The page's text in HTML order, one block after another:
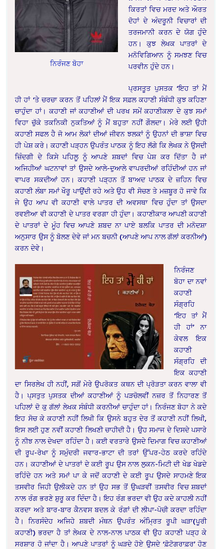
ਨਿਰੰਜਣ ਬੋਹਾ
ਕਿਰਤਾਂ ਵਿਚ ਮਰਦ ਅਤੇ ਔਰਤ
ਦੋਹਾਂ ਦੇ ਅੰਦਰੂਨੀ ਵਿਚਾਰਾਂ ਦੀ
ਤਰਜਮਾਨੀ ਕਰਨ ਦੇ ਯੋਗ ਹੁੰਦੇ
ਹਨ। ਕੁਝ ਲੇਖਕ ਪਾਤਰਾਂ ਦੇ
ਮਨੋਵਿਗਿਆਨ ਨੂੰ ਸਮਝਣ ਵਿਚ
ਪਰਵੀਨ ਹੁੰਦੇ ਹਨ।
ਪ੍ਰਸਤੂਤ ਪੁਸਤਕ ‘ਇਹ ਤਾਂ ਮੈਂ
ਹੀ ਹਾਂ ‘ਤੇ ਚਰਚਾ ਕਰਨ ਤੋਂ ਪਹਿਲਾਂ ਮੈਂ ਇਕ ਸਫ਼ਲ ਕਹਾਣੀ ਸੰਬੰਧੀ ਕੁਝ ਕਹਿਣਾ
ਚਾਹੁੰਦਾ ਹਾਂ। ਕਹਾਣੀ ਜਾਂ ਕਹਾਣੀਆਂ ਦੀ ਪਰਖ ਸਮੇਂ ਕਹਾਣੀਕਲਾ ਦੇ ਕੁਝ ਸਮਾਂ
ਵਿਹਾ ਚੁੱਕੇ ਤਕਨਿਕੀ ਨੁਕਤਿਆਂ ਨੂੰ ਮੈਂ ਬਹੁਤਾ ਨਹੀਂ ਗੌਲਦਾ। ਮੇਰੇ ਲਈ ਉਹੀ
ਕਹਾਣੀ ਸਫਲ ਹੈ ਜੋ ਆਮ ਲੋਕਾਂ ਦੀਆਂ ਜੀਵਨ ਝਲਕਾਂ ਨੂੰ ਉਹਨਾਂ ਦੀ ਭਾਸ਼ਾ ਵਿਚ
ਹੀ ਪੇਸ਼ ਕਰੇ। ਕਹਾਣੀ ਪੜ੍ਹਨ ਉਪਰੰਤ ਪਾਠਕ ਨੂੰ ਇਹ ਲੱਗੇ ਕਿ ਲੇਖਕ ਨੇ ਉਸਦੀ
ਜ਼ਿੰਦਗੀ ਦੇ ਕਿਸੇ ਪਹਿਲੂ ਨੂੰ ਆਪਣੇ ਸ਼ਬਦਾਂ ਵਿਚ ਪੇਸ਼ ਕਰ ਦਿੱਤਾ ਹੈ ਜਾਂ
ਅਜਿਹੀਆਂ ਘਟਨਾਵਾਂ ਤਾਂ ਉਸਦੇ ਆਲੇ-ਦੁਆਲੇ ਵਾਪਰਦੀਆਂ ਰਹਿੰਦੀਆਂ ਹਨ ਜਾਂ
ਵਾਪਰ ਸਕਦੀਆਂ ਹਨ। ਕਹਾਣੀ ਪੜ੍ਹਨ ਤੋਂ ਬਾਅਦ ਪਾਠਕ ਦੇ ਜ਼ਹਿਨ ਵਿਚ
ਕਹਾਣੀ ਲੰਬਾ ਸਮਾਂ ਖੌਰੂ ਪਾਉਂਦੀ ਰਹੇ ਅਤੇ ਉਹ ਵੀ ਸੋਚਣ ਤੇ ਮਜ਼ਬੂਰ ਹੋ ਜਾਵੇ ਕਿ
ਜੇ ਉਹ ਆਪ ਵੀ ਕਹਾਣੀ ਵਾਲੇ ਪਾਤਰ ਦੀ ਅਵਸਥਾ ਵਿਚ ਹੁੰਦਾ ਤਾਂ ਉਸਦਾ
ਰਵਈਆ ਵੀ ਕਹਾਣੀ ਦੇ ਪਾਤਰ ਵਰਗਾ ਹੀ ਹੁੰਦਾ। ਕਹਾਣੀਕਾਰ ਆਪਣੀ ਕਹਾਣੀ
ਦੇ ਪਾਤਰਾਂ ਦੇ ਮੂੰਹ ਵਿਚ ਆਪਣੇ ਸ਼ਬਦ ਨਾ ਪਾਏ ਬਲਕਿ ਪਾਤਰ ਦੀ ਮਨੋਦਸ਼ਾ
ਅਨੁਸਾਰ ਉਸ ਨੂੰ ਬੋਲਣ ਦੇਵੇ ਜਾਂ ਮਨ ਬਚਨੀ (ਆਪਣੇ ਆਪ ਨਾਲ ਗੱਲਾਂ ਕਰਨੀਆਂ)
ਕਰਨ ਦੇਵੇ।
ਨਿਰੰਜਣ
ਬੋਹਾ ਦਾ ਨਵਾਂ
ਕਹਾਣੀ
ਸੰਗ੍ਰਹਿ
‘ਇਹ ਤਾਂ ਮੈਂ
ਹੀ ਹਾਂ’ ਨਾ
ਕੇਵਲ ਇਕ
ਕਹਾਣੀ
ਸੰਗ੍ਰਹਿ ਦੀ
ਇਕ ਕਹਾਣੀ
ਦਾ ਸਿਰਲੇਖ ਹੀ ਨਹੀਂ, ਸਗੋਂ ਮੇਰੇ ਉਪਰੋਕਤ ਕਥਨ ਦੀ ਪ੍ਰੋੜਤਾ ਕਰਨ ਵਾਲਾ ਵੀ
ਹੈ। ਪ੍ਸਤੁਤ ਪੁਸਤਕ ਦੀਆਂ ਕਹਾਣੀਆਂ ਨੂੰ ਪੜਚੋਲਵੀਂ ਨਜ਼ਰ ਤੋਂ ਨਿਹਾਰਣ ਤੋਂ
ਪਹਿਲਾਂ ਦੋ ਕੁ ਗੱਲਾਂ ਲੇਖਕ ਸੰਬੰਧੀ ਕਰਨੀਆਂ ਚਾਹੁੰਦਾ ਹਾਂ। ਨਿਰੰਜਣ ਬੋਹਾ ਨੇ ਕਦੇ
ਇਹ ਸੋਚ ਕੇ ਕਹਾਣੀ ਨਹੀਂ ਲਿਖੀ ਕਿ ਉਸਨੇ ਬਹੁਤ ਦੇਰ ਤੋਂ ਕਹਾਣੀ ਨਹੀਂ ਲਿਖੀ,
ਇਸ ਲਈ ਹੁਣ ਨਵੀਂ ਕਹਾਣੀ ਲਿਖਣੀ ਚਾਹੀਦੀ ਹੈ। ਉਹ ਸਮਾਜ ਦੇ ਦਿਸਦੇ ਪਸਾਰੇ
ਨੂੰ ਨੀਝ ਨਾਲ ਦੇਖਦਾ ਰਹਿੰਦਾ ਹੈ। ਕਈ ਵਰਤਾਰੇ ਉਸਦੇ ਦਿਮਾਗ ਵਿਚ ਕਹਾਣੀਆਂ
ਦੀ ਰੂਪ-ਰੇਖਾ ਨੂੰ ਸਮੁੰਦਰੀ ਜਵਾਰ-ਭਾਟਾ ਦੀ ਤਰਾਂ ਉੱਪਰ-ਹੇਠ ਕਰਦੇ ਰਹਿੰਦੇ
ਹਨ। ਕਹਾਣੀਆਂ ਦੇ ਪਾਤਰਾਂ ਦੇ ਕਈ ਰੂਪ ਉਸ ਨਾਲ ਲੁਕਨ-ਮਿਟੀ ਦੀ ਖੇਡ ਖੇਡਦੇ
ਰਹਿੰਦੇ ਹਨ ਅਤੇ ਸਮਾਂ ਪਾ ਕੇ ਜਦੋਂ ਕਹਾਣੀ ਦੇ ਕਈ ਰੂਪ ਉਸਦੇ ਸਾਹਮਣੇ ਇਕ
ਤਸਵੀਰ ਜਿਹੀ ਉਲੀਕਦੇ ਹਨ ਤਾਂ ਉਹ ਸਭ ਤੋਂ ਉਘੜਵੀਂ ਤਸਵੀਰ ਵਿਚ ਸ਼ਬਦਾਂ
ਨਾਲ ਰੰਗ ਭਰਣੇ ਸ਼ੁਰੂ ਕਰ ਦਿੰਦਾ ਹੈ। ਇਹ ਰੰਗ ਭਰਦਾ ਵੀ ਉਹ ਕਦੇ ਕਾਹਲੀ ਨਹੀਂ
ਕਰਦਾ ਅਤੇ ਬਾਰ-ਬਾਰ ਕੈਨਵਸ ਬਦਲ ਕੇ ਰੰਗਾਂ ਦੀ ਲੀਪਾ-ਪੋਚੀ ਕਰਦਾ ਰਹਿੰਦਾ
ਹੈ। ਨਿਰਸੰਦੇਹ ਅਜਿਹੇ ਸ਼ਬਦੀ ਮੰਥਨ ਉਪਰੰਤ ਅੰਮ੍ਰਿਤ ਰੂਪੀ ਘੜਾ(ਪੂਰੀ
ਕਹਾਣੀ) ਭਰਦਾ ਹੈ ਤਾਂ ਲੇਖਕ ਦੇ ਨਾਲ-ਨਾਲ ਪਾਠਕ ਵੀ ਉਹ ਕਹਾਣੀ ਪੜ੍ਹ ਕੇ
ਸਰਸ਼ਾਰ ਹੋ ਜਾਂਦਾ ਹੈ। ਆਪਣੇ ਪਾਤਰਾਂ ਨੂੰ ਘੜਦੇ ਹੋਏ ਉਸਦੇ ‘ਫ਼ੋਟੋਗਰਾਫ਼ਰ’ ਹੋਣ